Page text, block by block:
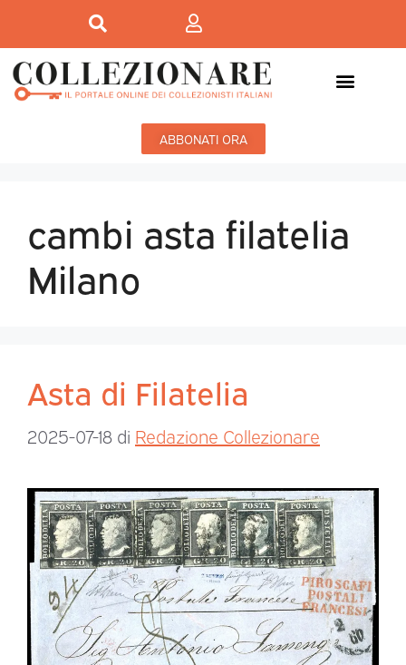
ABBONATI ORA
cambi asta filatelia
Milano
Asta di Filatelia
2025-07-18 di Redazione Collezionare